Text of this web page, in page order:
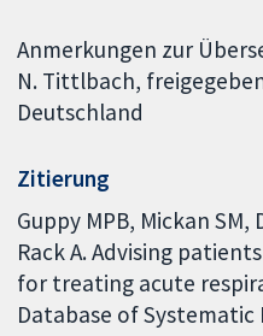
Anmerkungen zur
N. Tittlbach,
Deutschland
Zitierung
Guppy MPB, Mickan SM,
Rack A. Advising
for treating acute
Database of Systematic